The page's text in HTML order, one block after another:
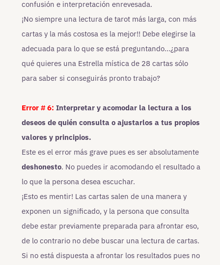
confusión e interpretación enrevesada.
¡No siempre una lectura de tarot más larga, con más
cartas y la más costosa es la mejor!! Debe elegirse la
adecuada para lo que se está preguntando…¿para
qué quieres una Estrella mística de 28 cartas sólo
para saber si conseguirás pronto trabajo?
Error # 6: Interpretar y acomodar la lectura a los
deseos de quién consulta o ajustarlos a tus propios
valores y principios.
Este es el error más grave pues es ser absolutamente
deshonesto. No puedes ir acomodando el resultado a
lo que la persona desea escuchar.
¡Esto es mentir! Las cartas salen de una manera y
exponen un significado, y la persona que consulta
debe estar previamente preparada para afrontar eso,
de lo contrario no debe buscar una lectura de cartas.
Si no está dispuesta a afrontar los resultados pues no